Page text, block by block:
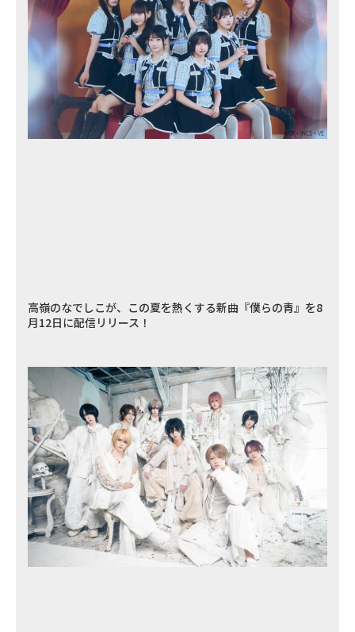
高嶺のなでしこが、この夏を熱くする新曲『僕らの青』を8
月12日に配信リリース！